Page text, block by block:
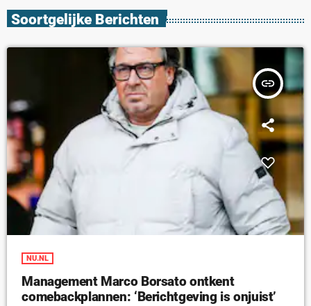
Soortgelijke Berichten
insert_link
NU.NL
Management Marco Borsato ontkent
comebackplannen: ‘Berichtgeving is onjuist’